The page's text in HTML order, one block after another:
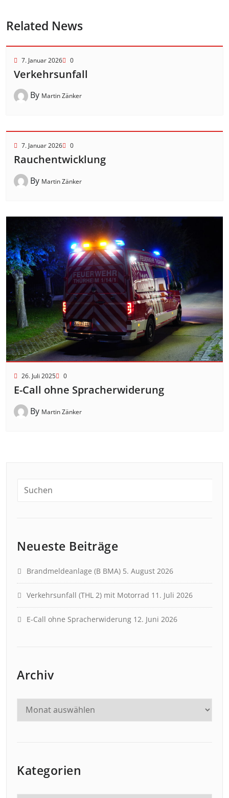
Related News
7. Januar 2026 0
Verkehrsunfall
By Martin Zänker
7. Januar 2026 0
Rauchentwicklung
By Martin Zänker
26. Juli 2025 0
E-Call ohne Spracherwiderung
By Martin Zänker
Neueste Beiträge
Brandmeldeanlage (B BMA) 5. August 2026
Verkehrsunfall (THL 2) mit Motorrad 11. Juli 2026
E-Call ohne Spracherwiderung 12. Juni 2026
Archiv
Kategorien